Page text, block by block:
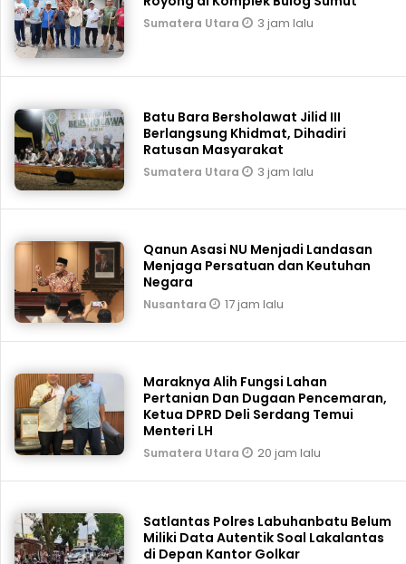
Sumatera Utara 3 jam lalu
Batu Bara Bersholawat Jilid III
Berlangsung Khidmat, Dihadiri
Ratusan Masyarakat
Sumatera Utara 3 jam lalu
Qanun Asasi NU Menjadi Landasan
Menjaga Persatuan dan Keutuhan
Negara
Nusantara 17 jam lalu
Maraknya Alih Fungsi Lahan
Pertanian Dan Dugaan Pencemaran,
Ketua DPRD Deli Serdang Temui
Menteri LH
Sumatera Utara 20 jam lalu
Satlantas Polres Labuhanbatu Belum
Miliki Data Autentik Soal Lakalantas
di Depan Kantor Golkar